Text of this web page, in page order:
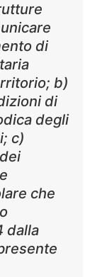
di
b)
di
degli
c)
che
dalla